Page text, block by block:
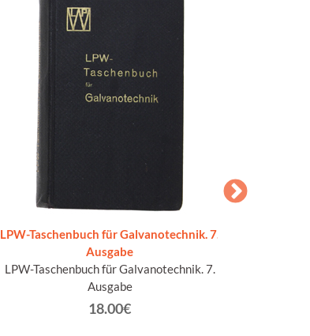
LPW-Taschenbuch für Galvanotechnik. 7.
Ausgabe
LPW-Taschenbuch für Galvanotechnik. 7.
Ausgabe
18.00€